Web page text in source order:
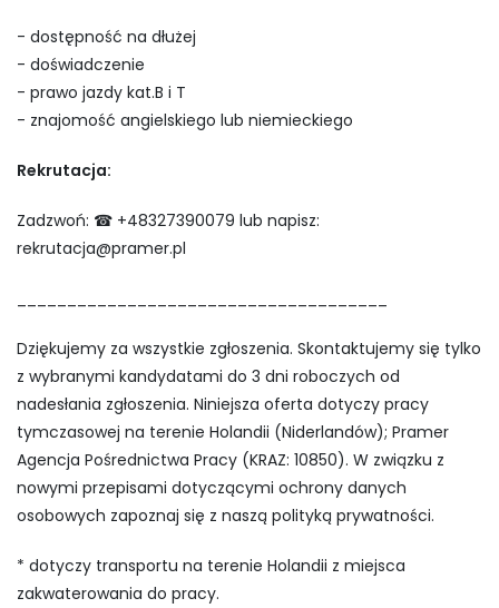
- dostępność na dłużej
- doświadczenie
- prawo jazdy kat.B i T
- znajomość angielskiego lub niemieckiego
Rekrutacja:
Zadzwoń: ☎ +48327390079 lub napisz:
rekrutacja@pramer.pl
Dziękujemy za wszystkie zgłoszenia. Skontaktujemy się tylko
z wybranymi kandydatami do 3 dni roboczych od
nadesłania zgłoszenia. Niniejsza oferta dotyczy pracy
tymczasowej na terenie Holandii (Niderlandów); Pramer
Agencja Pośrednictwa Pracy (KRAZ: 10850). W związku z
nowymi przepisami dotyczącymi ochrony danych
osobowych zapoznaj się z naszą polityką prywatności.
* dotyczy transportu na terenie Holandii z miejsca
zakwaterowania do pracy.